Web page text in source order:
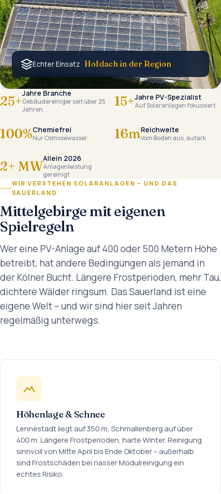
Echter Einsatz · Hofdach in der Region
25+
Jahre Branche
Gebäudereiniger seit über 25
Jahren
15+Jahre PV-Spezialist
Auf Solaranlagen fokussiert
100%Chemiefrei
Nur Osmosewasser 16mReichweite
Vom Boden aus, autark
2+ MW
Allein 2026
Anlagenleistung
gereinigt
WIR VERSTEHEN SOLARANLAGEN – UND DAS
SAUERLAND
Mittelgebirge mit eigenen
Spielregeln
Wer eine PV-Anlage auf 400 oder 500 Metern Höhe
betreibt, hat andere Bedingungen als jemand in
der Kölner Bucht. Längere Frostperioden, mehr Tau,
dichtere Wälder ringsum. Das Sauerland ist eine
eigene Welt – und wir sind hier seit Jahren
regelmäßig unterwegs.
Höhenlage & Schnee
Lennestadt liegt auf 350 m, Schmallenberg auf über
400 m. Längere Frostperioden, harte Winter. Reinigung
sinnvoll von Mitte April bis Ende Oktober – außerhalb
sind Frostschäden bei nasser Modulreinigung ein
echtes Risiko.